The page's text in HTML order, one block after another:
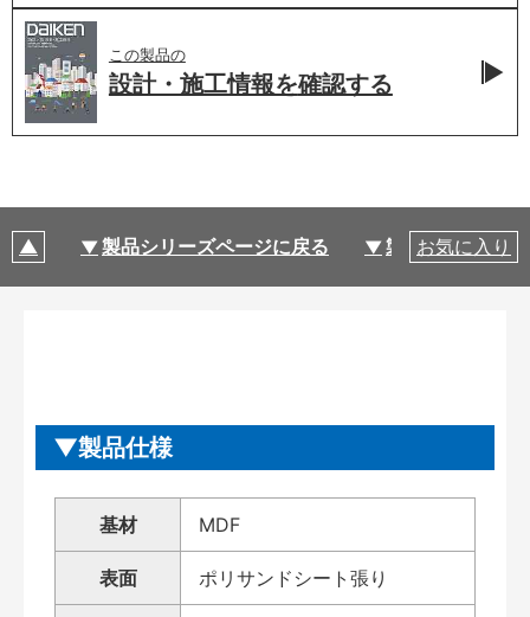
この製品の
設計・施工情報を確認する
製品シリーズページに戻る 製品仕様
お気に入り
製品仕様
基材 MDF
表面 ポリサンドシート張り